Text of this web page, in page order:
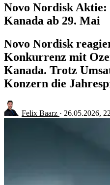
Novo Nordisk Aktie:
Kanada ab 29. Mai
Novo Nordisk
Konkurrenz mit
Kanada. Trotz
Konzern die
Felix Baarz · 26.05.2026,